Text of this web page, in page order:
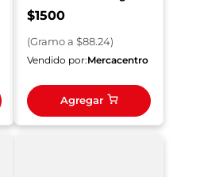
$1500
(Gramoa $88.24)
Vendido por:Mercacentro
Agregar